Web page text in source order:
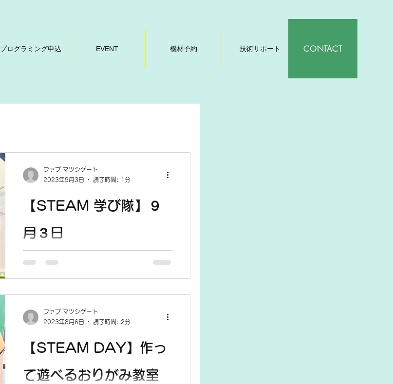
プログラミング申込 EVENT 機材予約 技術サポート CONTACT
【STEAM 学び隊】９
月３日
大学の先生によって実施されました。 ロ
ケットの模様をデザインしたり、飛ばし方
ロケットを作りました。 先生の話を聞い
８０...
ファブ マツシゲート
2023年9月3日
読了時間: 1分
【STEAM DAY】作っ
て遊べるおりがみ教室
ファブ マツシゲート
2023年8月6日
読了時間: 2分